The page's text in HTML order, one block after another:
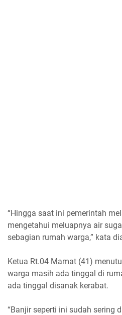
“Hingga saat ini pemerintah
mengetahui meluapnya air
sebagian rumah warga,” kata
Ketua Rt.04 Mamat (41)
warga masih ada tinggal di
ada tinggal disanak kerabat.
“Banjir seperti ini sudah sering